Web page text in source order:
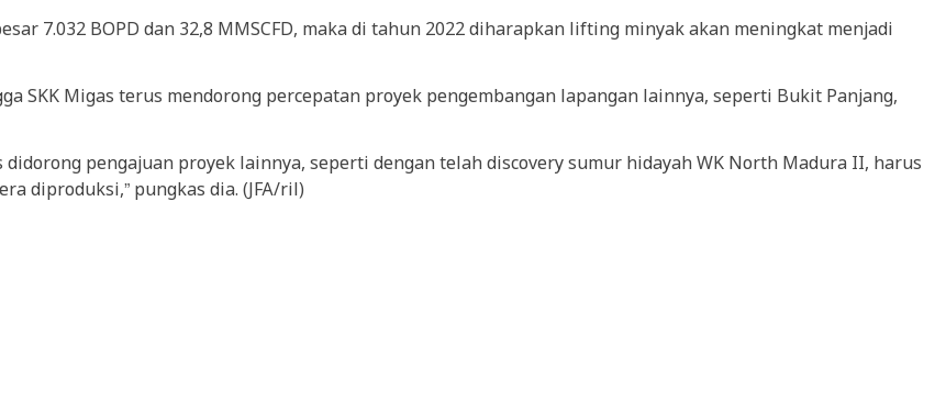
7.032 BOPD dan 32,8 MMSCFD, maka di tahun 2022 diharapkan lifting minyak akan meningkat menjadi
SKK Migas terus mendorong percepatan proyek pengembangan lapangan lainnya, seperti Bukit Panjang,
pengajuan proyek lainnya, seperti dengan telah discovery sumur hidayah WK North Madura II, harus
diproduksi,” pungkas dia. (JFA/ril)